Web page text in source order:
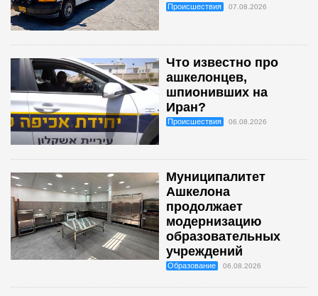
Происшествия 07.08.2026
Что известно про
ашкелонцев,
шпионивших на
Иран?
Происшествия 06.08.2026
Муниципалитет
Ашкелона
продолжает
модернизацию
образовательных
учреждений
Образование 06.08.2026